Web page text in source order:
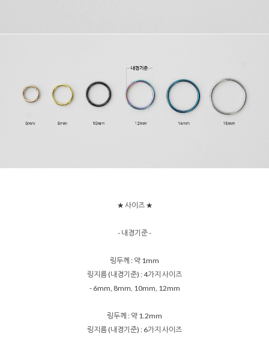
★ 사이즈 ★
- 내경기준 -
링두께 : 약 1mm
링지름 (내경기준) : 4가지 사이즈
- 6mm, 8mm, 10mm, 12mm
링두께 : 약 1.2mm
링지름 (내경기준) : 6가지 사이즈